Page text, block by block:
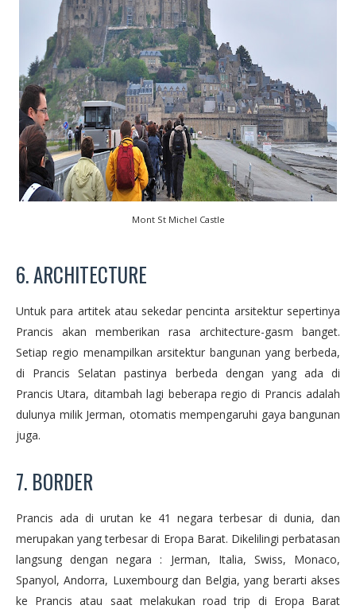
Mont St Michel Castle
6. ARCHITECTURE
Untuk para artitek atau sekedar pencinta arsitektur sepertinya
Prancis akan memberikan rasa architecture-gasm banget.
Setiap regio menampilkan arsitektur bangunan yang berbeda,
di Prancis Selatan pastinya berbeda dengan yang ada di
Prancis Utara, ditambah lagi beberapa regio di Prancis adalah
dulunya milik Jerman, otomatis mempengaruhi gaya bangunan
juga.
7. BORDER
Prancis ada di urutan ke 41 negara terbesar di dunia, dan
merupakan yang terbesar di Eropa Barat. Dikelilingi perbatasan
langsung dengan negara : Jerman, Italia, Swiss, Monaco,
Spanyol, Andorra, Luxembourg dan Belgia, yang berarti akses
ke Prancis atau saat melakukan road trip di Eropa Barat